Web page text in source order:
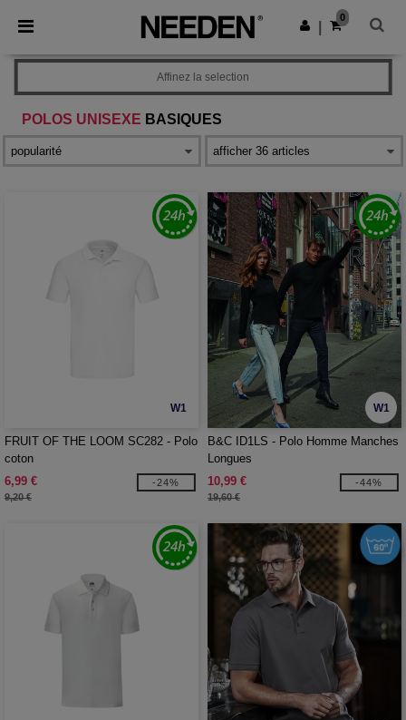
× Appli Needen
Meilleurs prix sur l’app !
Obtenir l'appli
0
POLOS UNISEXE BASIQUES
Affinez la selection
W1
FRUIT OF THE LOOM SC282 - Polo
coton
6,99 €
9,20 €
-24%
W1
B&C ID1LS - Polo Homme Manches
Longues
10,99 €
19,60 €
-44%